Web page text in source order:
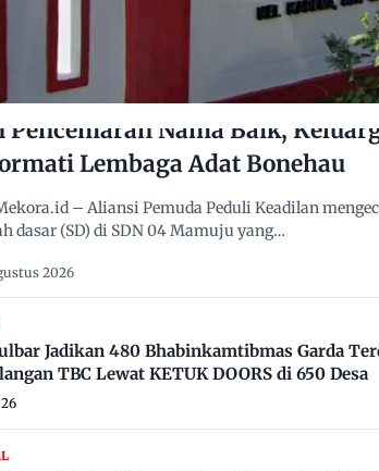
Pencemaran Nama Baik,
Lembaga Adat Bonehau
– Aliansi Pemuda Peduli Keadilan
dasar (SD) di SDN 04 Mamuju yang…
2026
Jadikan 480 Bhabinkamtibmas Garda
TBC Lewat KETUK DOORS di 650 Desa